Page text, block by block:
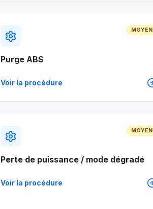
MOYEN
Purge ABS
Voir la procédure
MOYEN
Perte de puissance / mode dégradé
Voir la procédure